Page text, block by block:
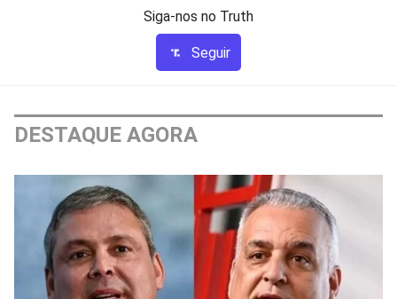
Siga-nos no Truth
Seguir
DESTAQUE AGORA